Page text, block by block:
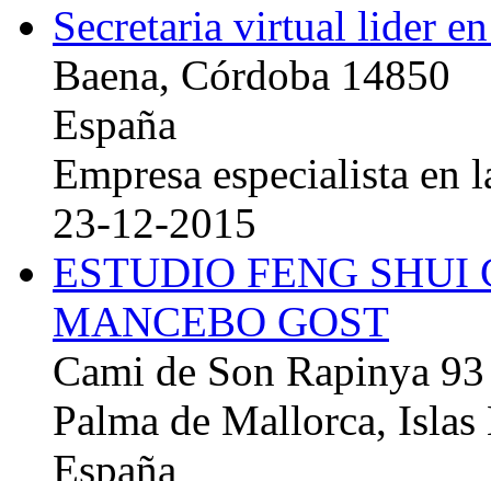
Secretaria virtual lider
Baena, Córdoba 14850
España
Empresa especialista en
23-12-2015
ESTUDIO FENG
MANCEBO GOST
Cami de Son Rapinya 93
Palma de Mallorca, Islas
España